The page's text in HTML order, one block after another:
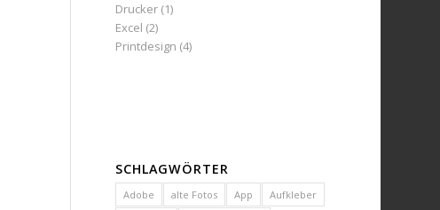
Drucker (1)
Excel (2)
Printdesign (4)
SCHLAGWÖRTER
Adobe alte Fotos App
Aufkleber